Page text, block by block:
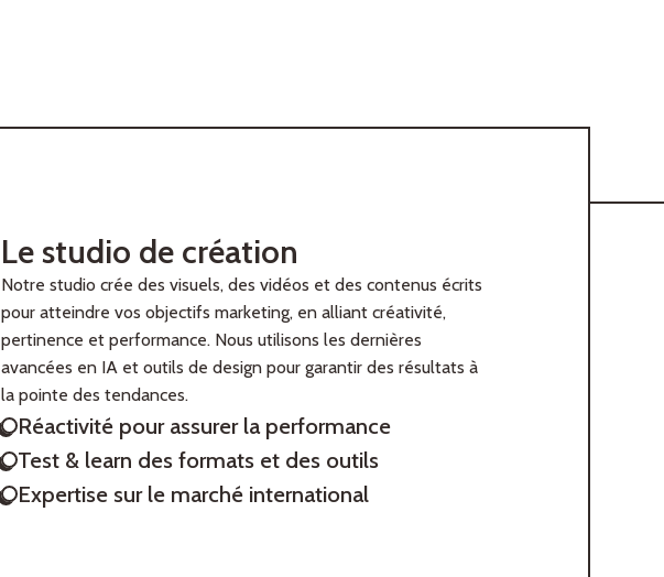
Le studio de création
Notre studio crée des visuels, des vidéos et des contenus écrits
pour atteindre vos objectifs marketing, en alliant créativité,
pertinence et performance. Nous utilisons les dernières
avancées en IA et outils de design pour garantir des résultats à
la pointe des tendances.
Réactivité pour assurer la performance
Test & learn des formats et des outils
Expertise sur le marché international